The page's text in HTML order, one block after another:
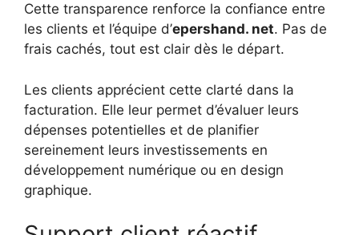
Cette transparence renforce la confiance entre
les clients et l’équipe d’epershand. net. Pas de
frais cachés, tout est clair dès le départ.
Les clients apprécient cette clarté dans la
facturation. Elle leur permet d’évaluer leurs
dépenses potentielles et de planifier
sereinement leurs investissements en
développement numérique ou en design
graphique.